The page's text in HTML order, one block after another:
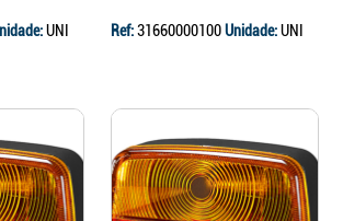
UNI Ref:31660000100Unidade:UNI